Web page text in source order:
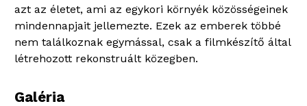
azt az életet, ami az egykori környék közösségeinek
mindennapjait jellemezte. Ezek az emberek többé
nem találkoznak egymással, csak a filmkészítő által
létrehozott rekonstruált közegben.
Galéria